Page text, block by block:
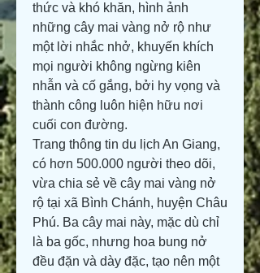
thức và khó khăn, hình ảnh
những cây mai vàng nở rộ như
một lời nhắc nhở, khuyến khích
mọi người không ngừng kiên
nhẫn và cố gắng, bởi hy vọng và
thành công luôn hiện hữu nơi
cuối con đường.
Trang thông tin du lịch An Giang,
có hơn 500.000 người theo dõi,
vừa chia sẻ về cây mai vàng nở
rộ tại xã Bình Chánh, huyện Châu
Phú. Ba cây mai này, mặc dù chỉ
là ba gốc, nhưng hoa bung nở
đều đặn và dày đặc, tạo nên một